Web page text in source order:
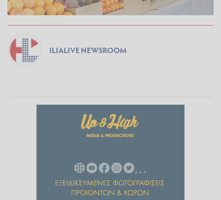
ILIALIVE NEWSROOM